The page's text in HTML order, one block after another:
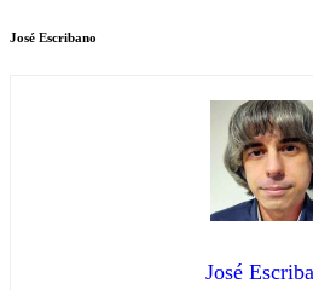
José Escribano
José